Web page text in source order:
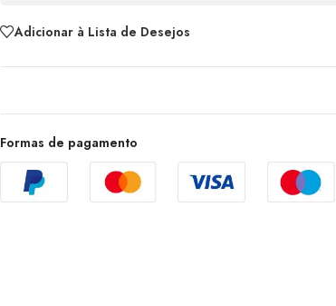
Adicionar à Lista de Desejos
Formas de pagamento